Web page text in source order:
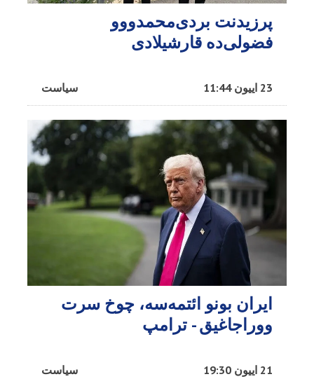
پرزیدنت بردی‌محمدووو
فضولی‌ده قارشیلادی
سیاست 23 اییون 11:44
ایران بونو ائتمه‌سه، چوخ سرت
ووراجاغیق - ترامپ
سیاست 21 اییون 19:30